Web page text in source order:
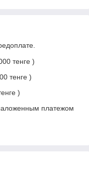
тенге )
тенге )
)
платежом